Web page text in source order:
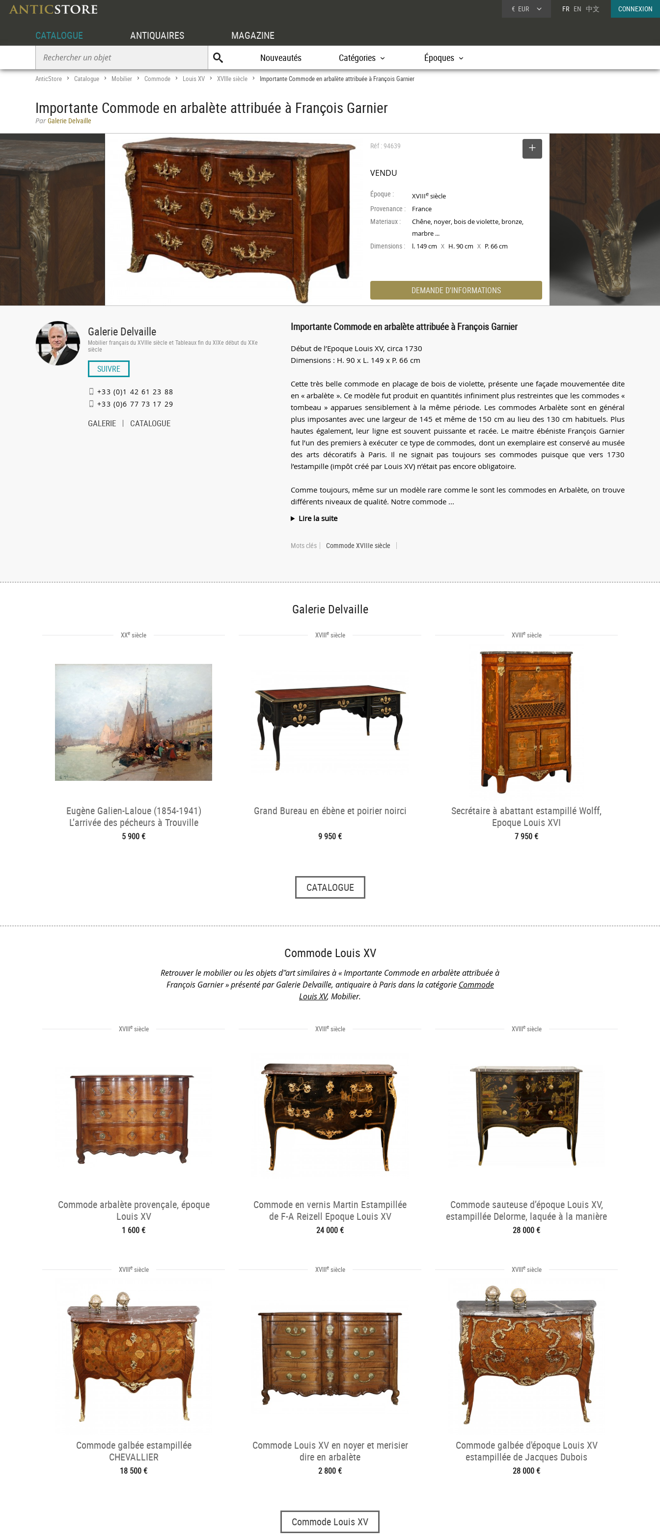
€ EUR FR EN 中文 CONNEXION
CATALOGUE ANTIQUAIRES MAGAZINE
Nouveautés Catégories Époques
AnticStore > Catalogue > Mobilier > Commode > Louis XV > XVIIIe siècle > Importante Commode en arbalète attribuée à François Garnier
Importante Commode en arbalète attribuée à François Garnier
ParGalerie Delvaille
Réf : 94639
VENDU
Époque : XVIIIe siècle
Provenance : France
Materiaux :
Chêne, noyer, bois de violette, bronze,
marbre ...
Dimensions : l. 149 cm X H. 90 cm X P. 66 cm
DEMANDE D'INFORMATIONS
Galerie Delvaille
Mobilier français du XVIIIe siècle et Tableaux fin du XIXe début du XXe
siècle
SUIVRE
+33 (0)1 42 61 23 88
+33 (0)6 77 73 17 29
GALERIE CATALOGUE
Importante Commode en arbalète attribuée à François Garnier
Début de l’Epoque Louis XV, circa 1730
Dimensions : H. 90 x L. 149 x P. 66 cm
Cette très belle commode en placage de bois de violette, présente une façade mouvementée dite
en « arbalète ». Ce modèle fut produit en quantités infiniment plus restreintes que les commodes «
tombeau » apparues sensiblement à la même période. Les commodes Arbalète sont en général
plus imposantes avec une largeur de 145 et même de 150 cm au lieu des 130 cm habituels. Plus
hautes également, leur ligne est souvent puissante et racée. Le maitre ébéniste François Garnier
fut l’un des premiers à exécuter ce type de commodes, dont un exemplaire est conservé au musée
des arts décoratifs à Paris. Il ne signait pas toujours ses commodes puisque que vers 1730
l’estampille (impôt créé par Louis XV) n’était pas encore obligatoire.
Comme toujours, même sur un modèle rare comme le sont les commodes en Arbalète, on trouve
différents niveaux de qualité. Notre commode ...
Lire la suite
Mots clés Commode XVIIIe siècle
Galerie Delvaille
XXe siècle
Eugène Galien-Laloue (1854-1941)
L’arrivée des pécheurs à Trouville
5 900 €
XVIIIesiècle
Grand Bureau en ébène et poirier noirci
9 950 €
XVIIIesiècle
Secrétaire à abattant estampillé Wolff,
Epoque Louis XVI
7 950 €
CATALOGUE
Commode Louis XV
Retrouver le mobilier ou les objets d''art similaires à « Importante Commode en arbalète attribuée à
François Garnier » présenté par Galerie Delvaille, antiquaire à Paris dans la catégorie Commode
Louis XV, Mobilier.
XVIIIesiècle
Commode arbalète provençale, époque
Louis XV
1 600 €
XVIIIesiècle
Commode en vernis Martin Estampillée
de F-A Reizell Epoque Louis XV
24 000 €
XVIIIesiècle
Commode sauteuse d’époque Louis XV,
estampillée Delorme, laquée à la manière
du japon
28 000 €
XVIIIesiècle
Commode galbée estampillée
CHEVALLIER
18 500 €
XVIIIesiècle
Commode Louis XV en noyer et merisier
dire en arbalète
2 800 €
XVIIIesiècle
Commode galbée d'époque Louis XV
estampillée de Jacques Dubois
28 000 €
Commode Louis XV